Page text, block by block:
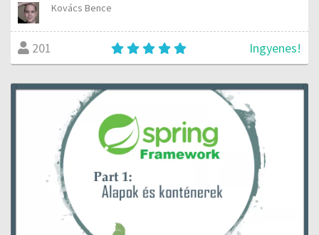
Kovács Bence
201 Ingyenes!